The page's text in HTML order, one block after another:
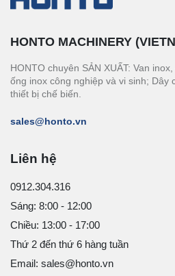
HONTO MACHINERY
HONTO chuyên SẢN XUẤT: Van
ống inox công nghiệp và vi sinh; Dây
thiết bị chế biến.
sales@honto.vn
Liên hệ
0912.304.316
Sáng: 8:00 - 12:00
Chiều: 13:00 - 17:00
Thứ 2 đến thứ 6 hàng tuần
Email: sales@honto.vn